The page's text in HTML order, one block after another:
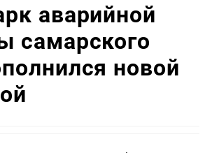
аварийной
самарского
новой